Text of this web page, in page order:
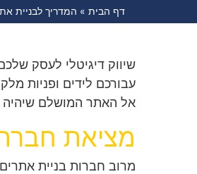
דף הבית » המדריך לבניית
שיווק דיגיטלי לעסק
עבורכם לידים ופניות
אל האתר המושלם שיהיה
מציאת
מרוב חברות בניית